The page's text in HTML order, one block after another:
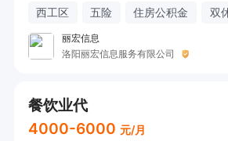
西工区 五险 住房公积金 双
丽宏信息
洛阳丽宏信息服务有限公司
餐饮业代
4000-6000 元/月